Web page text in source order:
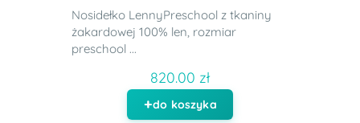
Nosidełko LennyPreschool z tkaniny
żakardowej 100% len, rozmiar
preschool ...
820.00 zł
do koszyka